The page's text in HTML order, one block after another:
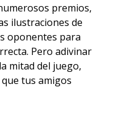
premios,
ilustraciones de
oponentes para
Pero adivinar
mitad del juego,
tus amigos